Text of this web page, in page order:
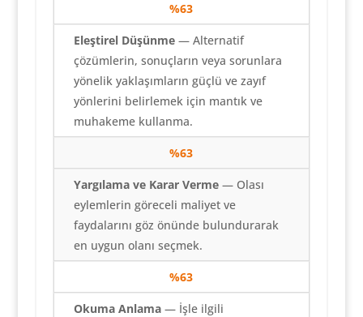
%63
Eleştirel Düşünme— Alternatif
çözümlerin, sonuçların veya sorunlara
yönelik yaklaşımların güçlü ve zayıf
yönlerini belirlemek için mantık ve
muhakeme kullanma.
%63
Yargılama ve Karar Verme— Olası
eylemlerin göreceli maliyet ve
faydalarını göz önünde bulundurarak
en uygun olanı seçmek.
%63
Okuma Anlama— İşle ilgili